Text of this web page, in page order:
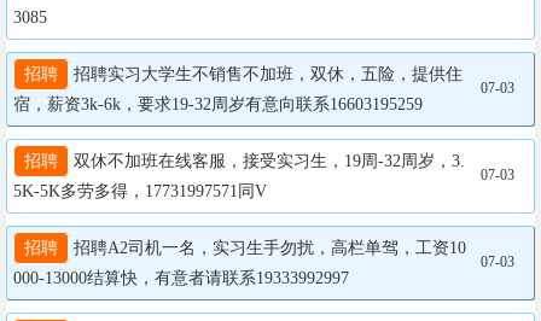
3085
招聘
招聘实习大学生不销售不加班，双休，五险，提供住
宿，薪资3k-6k，要求19-32周岁有意向联系16603195259
07-03
招聘
双休不加班在线客服，接受实习生，19周-32周岁，3.
5K-5K多劳多得，17731997571同V
07-03
招聘
招聘A2司机一名，实习生手勿扰，高栏单驾，工资10
000-13000结算快，有意者请联系19333992997
07-03